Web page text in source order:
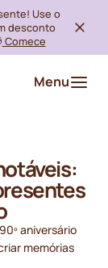
Use o
desconto
Comece
Menu
aniversário
memórias